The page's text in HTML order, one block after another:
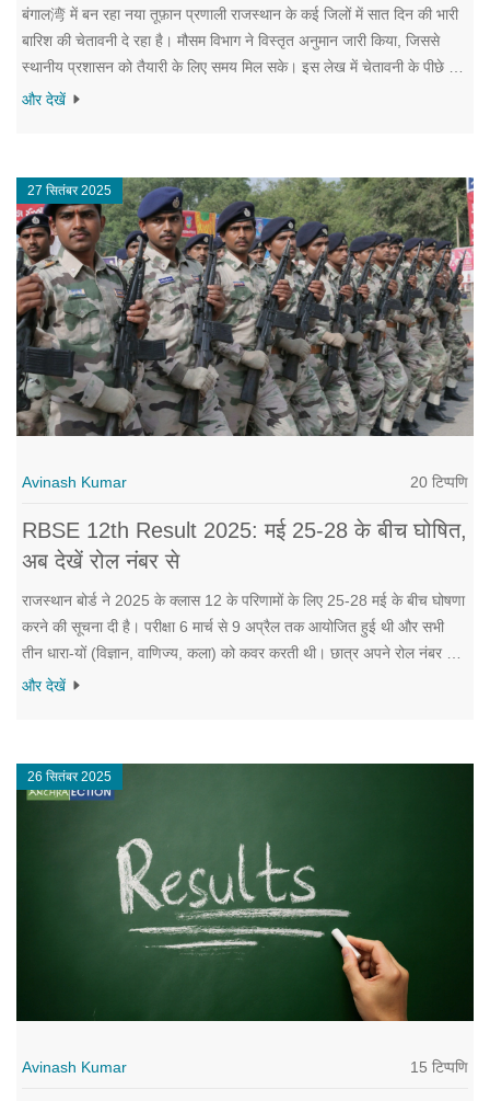
बंगाल湾 में बन रहा नया तूफ़ान प्रणाली राजस्थान के कई जिलों में सात दिन की भारी
बारिश की चेतावनी दे रहा है। मौसम विभाग ने विस्तृत अनुमान जारी किया, जिससे
स्थानीय प्रशासन को तैयारी के लिए समय मिल सके। इस लेख में चेतावनी के पीछे के
वैज्ञानिक कारण और संभावित प्रभावों को समझाया गया है।
और देखें
27 सितंबर 2025
Avinash Kumar 20 टिप्पणि
RBSE 12th Result 2025: मई 25‑28 के बीच घोषित,
अब देखें रोल नंबर से
राजस्थान बोर्ड ने 2025 के क्लास 12 के परिणामों के लिए 25‑28 मई के बीच घोषणा
करने की सूचना दी है। परीक्षा 6 मार्च से 9 अप्रैल तक आयोजित हुई थी और सभी
तीन धारा‑यों (विज्ञान, वाणिज्य, कला) को कवर करती थी। छात्र अपने रोल नंबर से
राजेड़ू बोर्ड या राजरेज़ल्ट वेबसाइट पर परिणाम देख सकेंगे। पास होने के लिए प्रत्येक
और देखें
26 सितंबर 2025
Avinash Kumar 15 टिप्पणि